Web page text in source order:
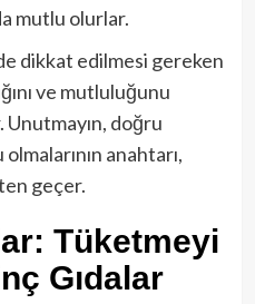
mutlu olurlar.
dikkat edilmesi gereken
ve mutluluğunu
doğru
anahtarı,
geçer.
Tüketmeyi
Gıdalar